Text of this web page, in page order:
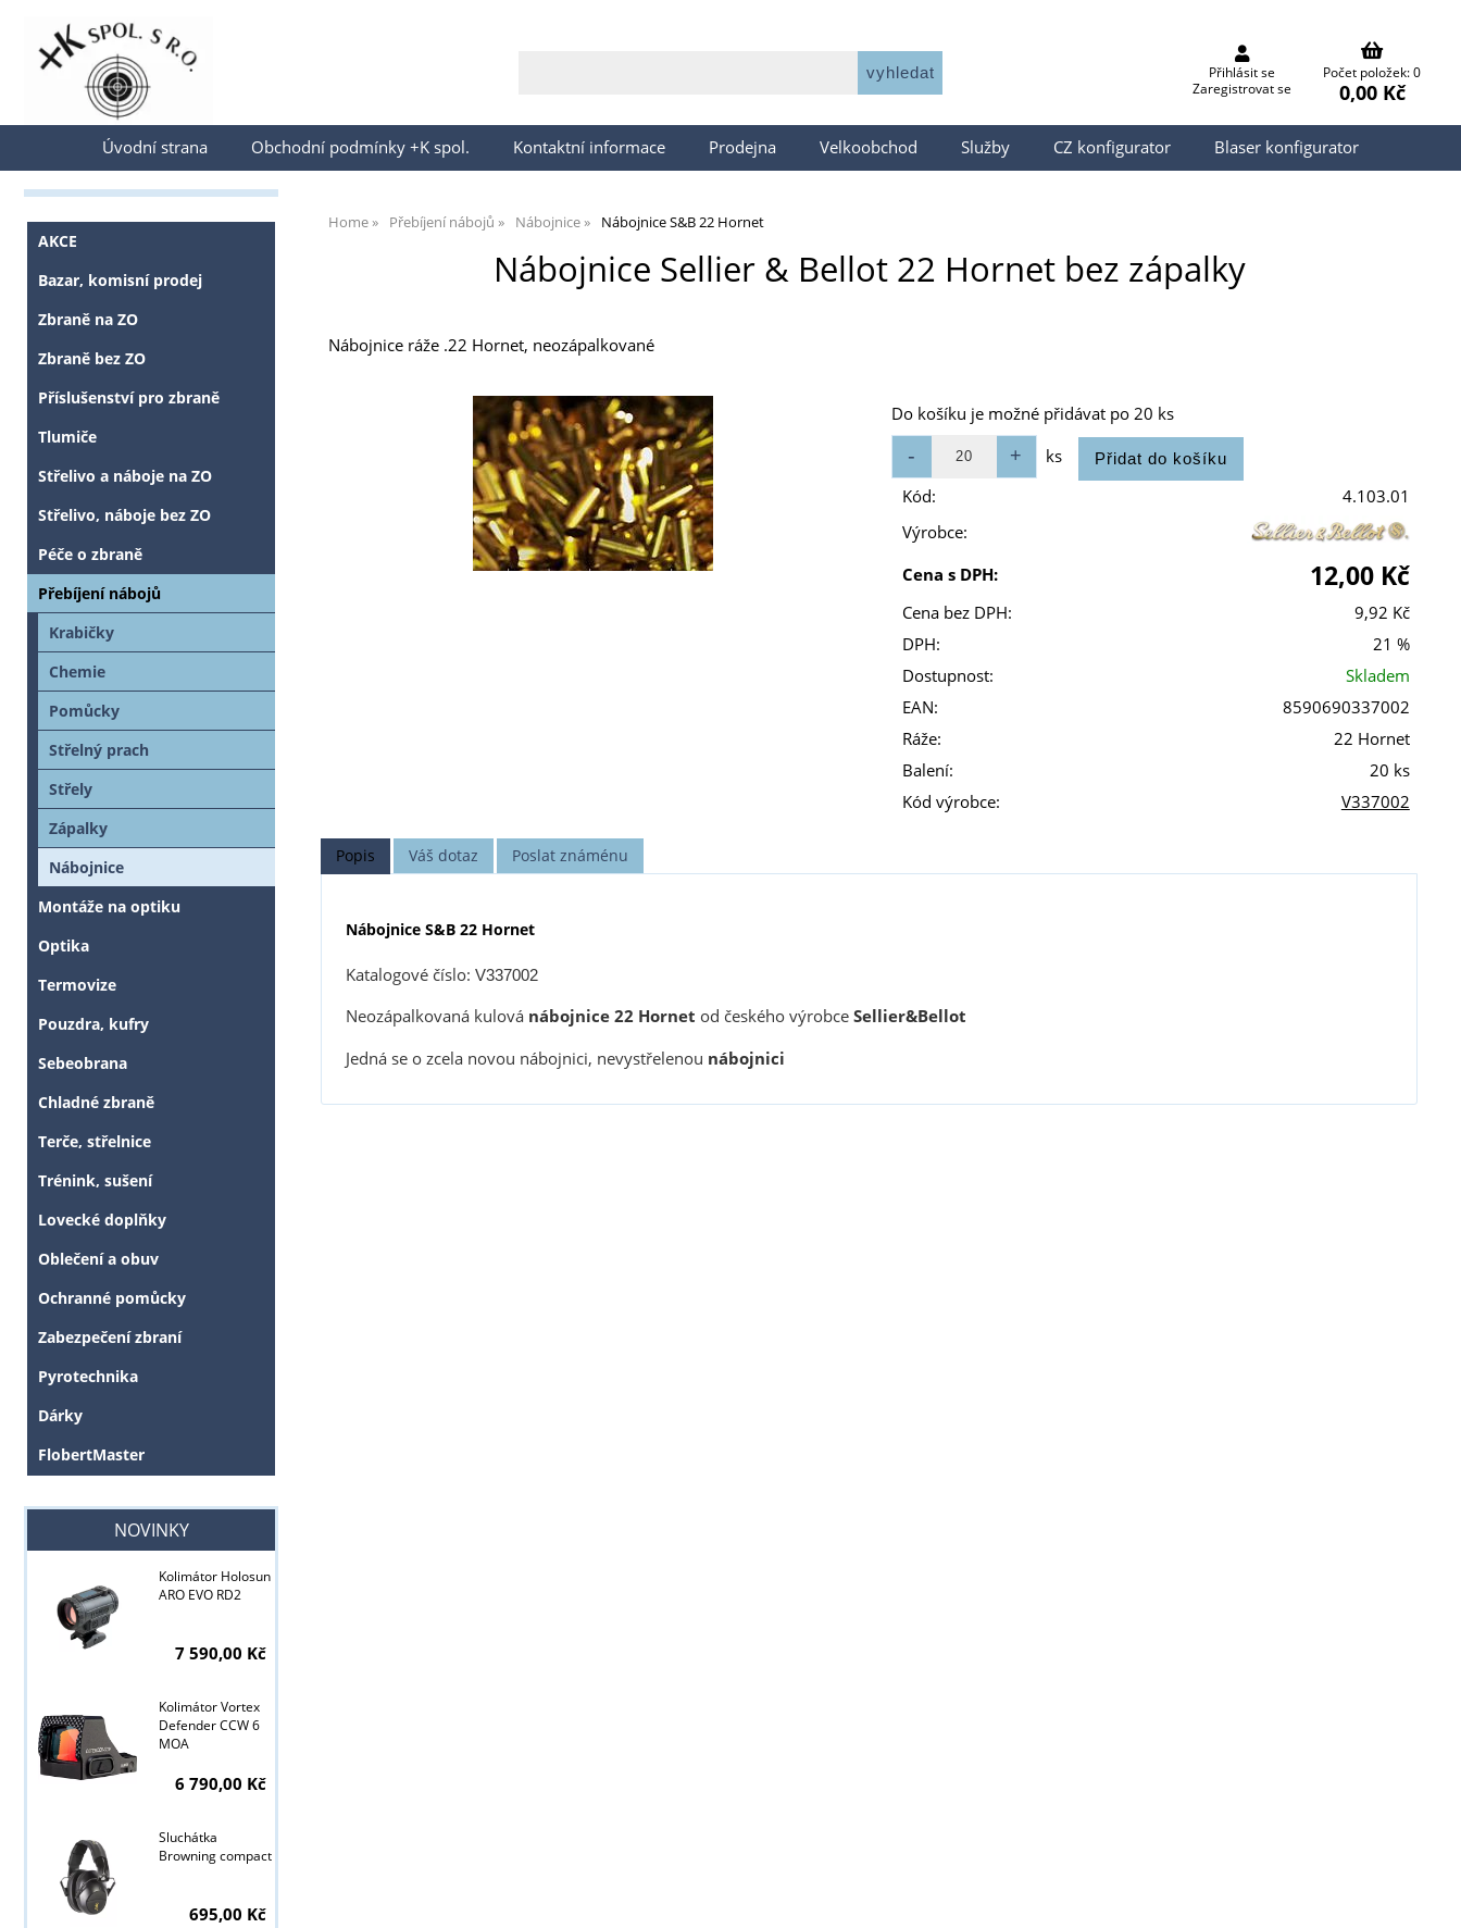
Přihlásit se
Přihlásit se
Zaregistrovat se
Počet položek: 0
0,00 Kč
Úvodní strana Obchodní podmínky +K spol. Kontaktní informace Prodejna Velkoobchod Služby CZ konfigurator Blaser konfigurator
Home Přebíjení nábojů Nábojnice Nábojnice S&B 22 Hornet
Nábojnice Sellier & Bellot 22 Hornet bez zápalky
Nábojnice ráže .22 Hornet, neozápalkované
Do košíku je možné přidávat po 20 ks
ks
Kód:
4.103.01
Výrobce:
Cena s DPH:
12,00 Kč
Cena bez DPH:
9,92 Kč
DPH:
21 %
Dostupnost:
Skladem
EAN:
8590690337002
Ráže:
22 Hornet
Balení:
20 ks
Kód výrobce:
V337002
Popis Váš dotaz Poslat známénu
Nábojnice S&B 22 Hornet
Katalogové číslo: V337002
Neozápalkovaná kulovánábojnice 22 Hornet od českého výrobceSellier&Bellot
Jedná se o zcela novou nábojnici, nevystřelenou nábojnici
AKCE
Bazar, komisní prodej
Zbraně na ZO
Zbraně bez ZO
Příslušenství pro zbraně
Tlumiče
Střelivo a náboje na ZO
Střelivo, náboje bez ZO
Péče o zbraně
Přebíjení nábojů
Krabičky
Chemie
Pomůcky
Střelný prach
Střely
Zápalky
Nábojnice
Montáže na optiku
Optika
Termovize
Pouzdra, kufry
Sebeobrana
Chladné zbraně
Terče, střelnice
Trénink, sušení
Lovecké doplňky
Oblečení a obuv
Ochranné pomůcky
Zabezpečení zbraní
Pyrotechnika
Dárky
FlobertMaster
NOVINKY
Kolimátor Holosun
ARO EVO RD2
7 590,00 Kč
Kolimátor Vortex
Defender CCW 6
MOA
6 790,00 Kč
Sluchátka
Browning compact
695,00 Kč